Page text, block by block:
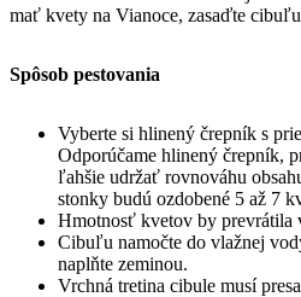
mať kvety na Vianoce, zasaďte
Spôsob pestovania
Vyberte si hlinený črepník s
Odporúčame hlinený črepník,
ľahšie udržať rovnováhu
stonky budú ozdobené 5 až 7
Hmotnosť kvetov by
Cibuľu namočte do vlažnej
naplňte zeminou.
Vrchná tretina cibule musí